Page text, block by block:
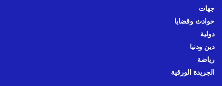
جهات
حوادث وقضايا
دولية
دين ودنيا
رياضة
الجريدة الورقية